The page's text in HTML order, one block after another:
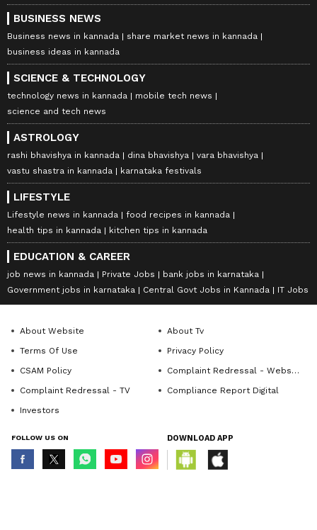
BUSINESS NEWS
Business news in kannada
share market news in kannada
business ideas in kannada
SCIENCE & TECHNOLOGY
technology news in kannada
mobile tech news
science and tech news
ASTROLOGY
rashi bhavishya in kannada dina bhavishya
vara bhavishya
vastu shastra in kannada
karnataka festivals
LIFESTYLE
Lifestyle news in kannada
food recipes in kannada
health tips in kannada
kitchen tips in kannada
EDUCATION & CAREER
job news in kannada Private Jobs
bank jobs in karnataka
Government jobs in karnataka
Central Govt Jobs in Kannada IT Jobs
About Website
About Tv
Terms Of Use
Privacy Policy
CSAM Policy
Complaint Redressal - Website
Complaint Redressal - TV
Compliance Report Digital
Investors
FOLLOW US ON DOWNLOAD APP